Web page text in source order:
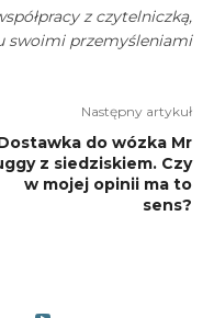
z czytelniczką,
swoimi przemyśleniami
Następny artykuł
do wózka Mr
z siedziskiem. Czy
w mojej opinii ma to
sens?